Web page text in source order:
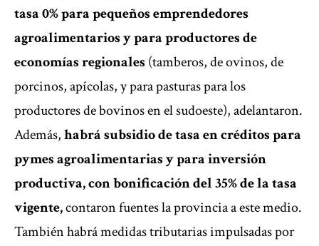
tasa 0% para pequeños emprendedores
agroalimentarios y para productores de
economías regionales (tamberos, de ovinos, de
porcinos, apícolas, y para pasturas para los
productores de bovinos en el sudoeste), adelantaron.
Además,habrá subsidio de tasa en créditos para
pymes agroalimentarias y para inversión
productiva, con bonificación del 35% de la tasa
vigente,contaron fuentes la provincia a este medio.
También habrá medidas tributarias impulsadas por